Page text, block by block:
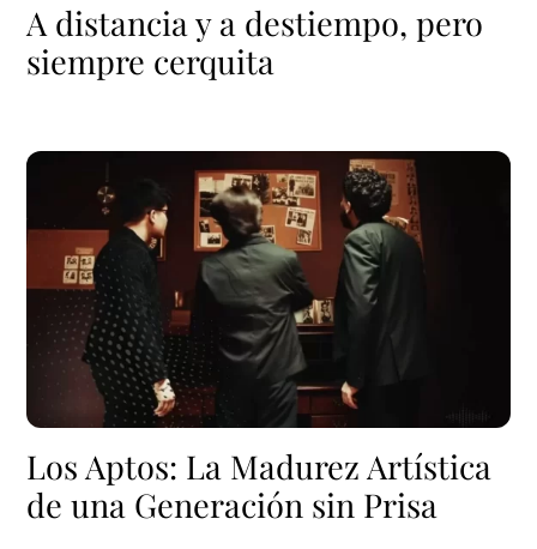
A distancia y a destiempo, pero
siempre cerquita
Los Aptos: La Madurez Artística
de una Generación sin Prisa